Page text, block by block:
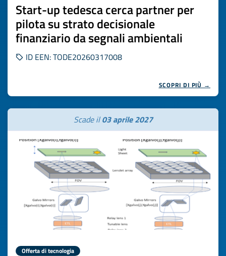
Start-up tedesca cerca partner per
pilota su strato decisionale
finanziario da segnali ambientali
ID EEN: TODE20260317008
SCOPRI DI PIÙ →
Scade il03 aprile 2027
Offerta di tecnologia